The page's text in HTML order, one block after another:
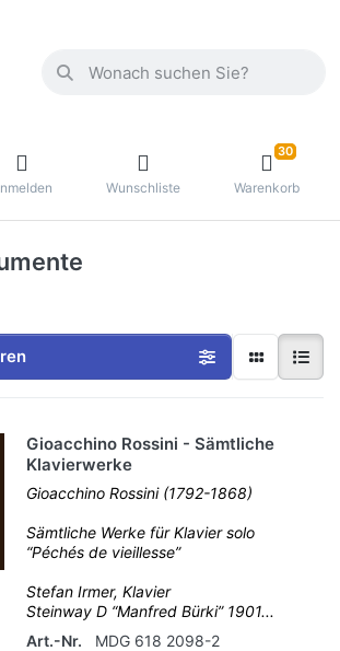
Wunschliste
30
Warenkorb
Gioacchino Rossini - Sämtliche
Klavierwerke
Gioacchino Rossini (1792-1868)
Sämtliche Werke für Klavier solo
“Péchés de vieillesse”
Stefan Irmer, Klavier
Steinway D “Manfred Bürki” 1901...
Art.-Nr.
MDG 618 2098-2